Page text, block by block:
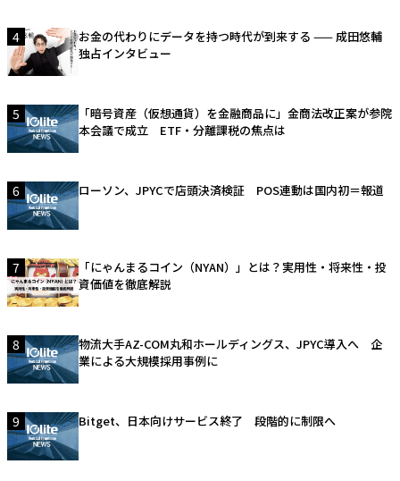
4
お金の代わりにデータを持つ時代が到来する —— 成田悠輔
独占インタビュー
5
「暗号資産（仮想通貨）を金融商品に」金商法改正案が参院
本会議で成立 ETF・分離課税の焦点は
6 ローソン、JPYCで店頭決済検証 POS連動は国内初＝報道
7
「にゃんまるコイン（NYAN）」とは？実用性・将来性・投
資価値を徹底解説
8
物流大手AZ-COM丸和ホールディングス、JPYC導入へ 企
業による大規模採用事例に
9 Bitget、日本向けサービス終了 段階的に制限へ